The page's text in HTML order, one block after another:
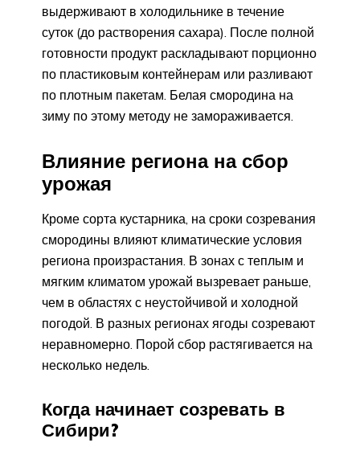
выдерживают в холодильнике в течение
суток (до растворения сахара). После полной
готовности продукт раскладывают порционно
по пластиковым контейнерам или разливают
по плотным пакетам. Белая смородина на
зиму по этому методу не замораживается.
Влияние региона на сбор
урожая
Кроме сорта кустарника, на сроки созревания
смородины влияют климатические условия
региона произрастания. В зонах с теплым и
мягким климатом урожай вызревает раньше,
чем в областях с неустойчивой и холодной
погодой. В разных регионах ягоды созревают
неравномерно. Порой сбор растягивается на
несколько недель.
Когда начинает созревать в
Сибири?